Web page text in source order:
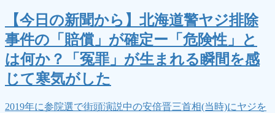
【今日の新聞から】北海道警ヤジ排除
事件の「賠償」が確定ー「危険性」と
は何か？「冤罪」が生まれる瞬間を感
じて寒気がした
2019年に参院選で街頭演説中の安倍晋三首相(当時)にヤジを